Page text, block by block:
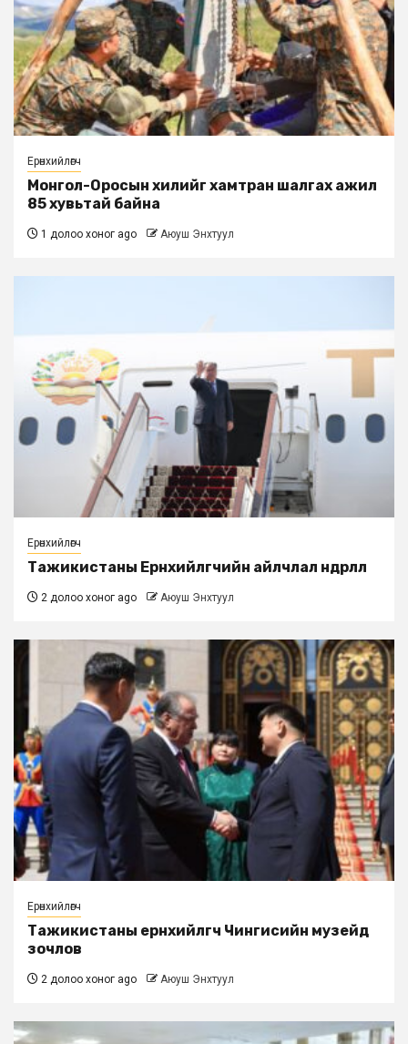
Ерөнхийлөгч
Монгол-Оросын хилийг хамтран шалгах ажил
85 хувьтай байна
1 долоо хоног ago Аюуш Энхтуул
Ерөнхийлөгч
Тажикистаны Ерөнхийлөгчийн айлчлал өндөрлөлөө
2 долоо хоног ago Аюуш Энхтуул
Ерөнхийлөгч
Тажикистаны ерөнхийлөгч Чингисийн музейд
зочлов
2 долоо хоног ago Аюуш Энхтуул